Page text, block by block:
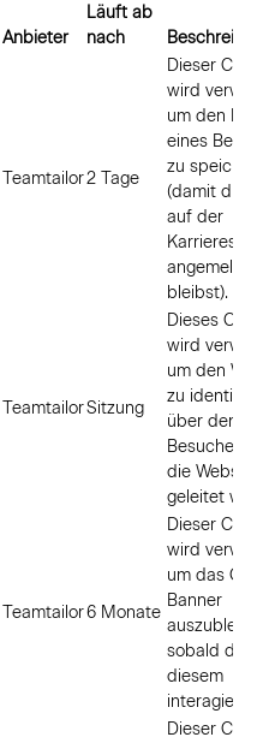
Anbieter
Läuft ab
nach
Teamtailor2 Tage
Dieser
wird
um den
eines
zu
(damit du
auf der
bleibst).
TeamtailorSitzung
Dieses
wird
um den
zu
über den
Besucher
die Website
geleitet
Teamtailor6 Monate
Dieser
wird
um das
Banner
sobald du
diesem
interagiert
Dieser